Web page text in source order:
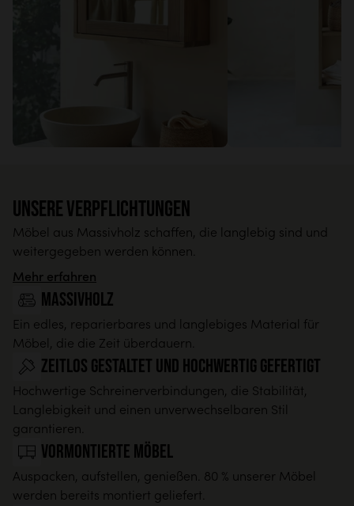
Unsere Verpflichtungen
Möbel aus Massivholz schaffen, die langlebig sind und
weitergegeben werden können.
Mehr erfahren
Massivholz
Ein edles, reparierbares und langlebiges Material für
Möbel, die die Zeit überdauern.
Zeitlos gestaltet und hochwertig gefertigt
Hochwertige Schreinerverbindungen, die Stabilität,
Langlebigkeit und einen unverwechselbaren Stil
garantieren.
Vormontierte Möbel
Auspacken, aufstellen, genießen. 80 % unserer Möbel
werden bereits montiert geliefert.